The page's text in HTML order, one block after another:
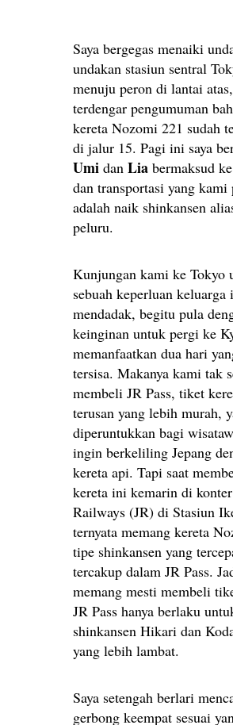
Saya bergegas menaiki
undakan stasiun sentral
menuju peron di lantai
terdengar pengumuman
kereta Nozomi 221 sudah
di jalur 15. Pagi ini saya
Umi dan Lia bermaksud
dan transportasi yang
adalah naik shinkansen
peluru.
Kunjungan kami ke Tokyo
sebuah keperluan keluarga
mendadak, begitu pula
keinginan untuk pergi ke
memanfaatkan dua hari
tersisa. Makanya kami tak
membeli JR Pass, tiket
terusan yang lebih murah,
diperuntukkan bagi
ingin berkeliling Jepang
kereta api. Tapi saat
kereta ini kemarin di
Railways (JR) di Stasiun
ternyata memang kereta
tipe shinkansen yang
tercakup dalam JR Pass.
memang mesti membeli
JR Pass hanya berlaku
shinkansen Hikari dan
yang lebih lambat.
Saya setengah berlari
gerbong keempat sesuai